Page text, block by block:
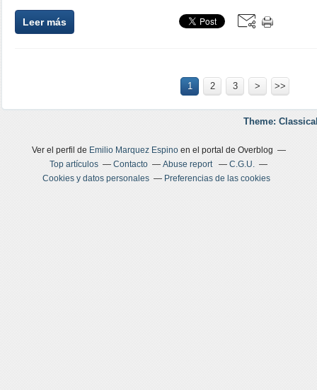
Leer más
1 2 3 > >>
Theme:
Ver el perfil de Emilio Marquez Espinoen el portal de Overblog
Top artículos
Contacto Abuse report
C.G.U.
Cookies y datos personales
Preferencias de las cookies